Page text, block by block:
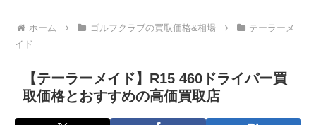
ホーム ゴルフクラブの買取価格&相場
テーラーメ
イド
【テーラーメイド】R15 460ドライバー買
取価格とおすすめの高価買取店